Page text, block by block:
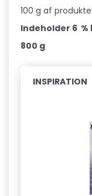
100 g af
Indeholder 6 %
800 g
INSPIRATION